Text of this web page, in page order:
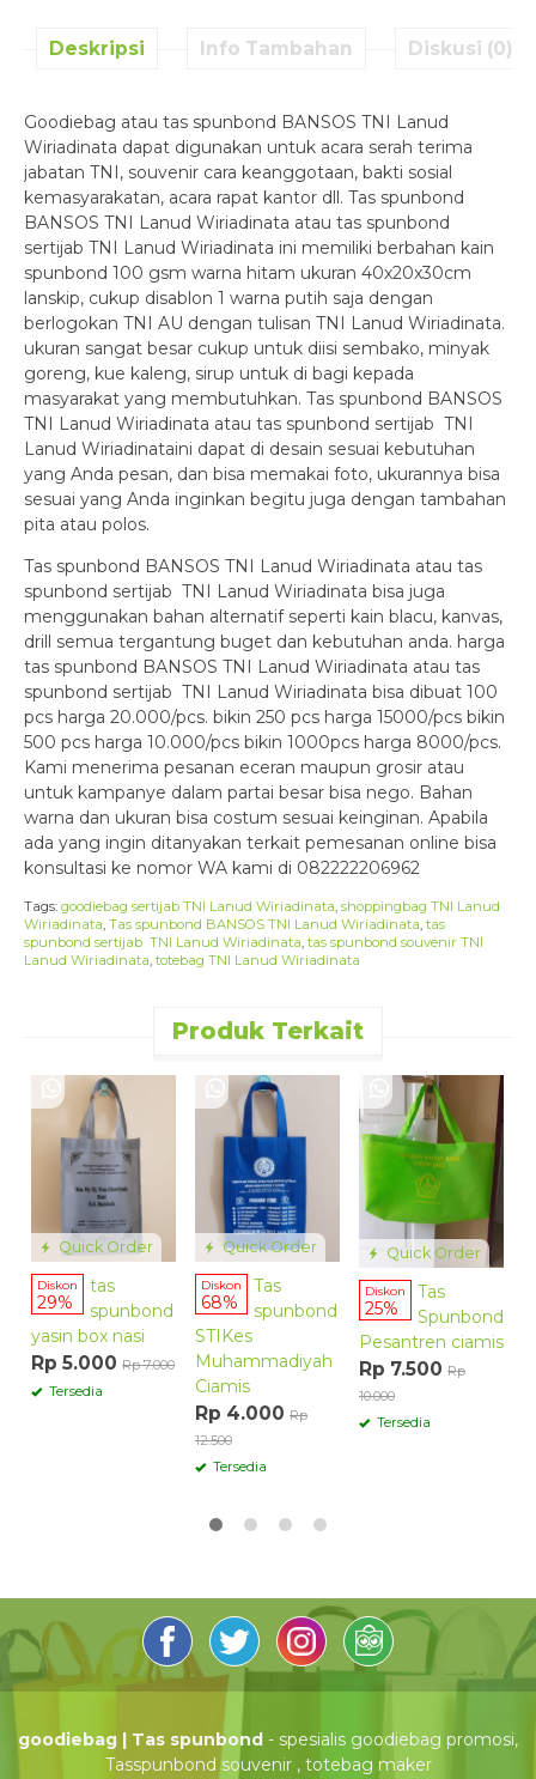
Deskripsi Info Tambahan Diskusi (0)
Goodiebag atau tas spunbond BANSOS TNI Lanud
Wiriadinata dapat digunakan untuk acara serah terima
jabatan TNI, souvenir cara keanggotaan, bakti sosial
kemasyarakatan, acara rapat kantor dll. Tas spunbond
BANSOS TNI Lanud Wiriadinata atau tas spunbond
sertijab TNI Lanud Wiriadinata ini memiliki berbahan kain
spunbond 100 gsm warna hitam ukuran 40x20x30cm
lanskip, cukup disablon 1 warna putih saja dengan
berlogokan TNI AU dengan tulisan TNI Lanud Wiriadinata.
ukuran sangat besar cukup untuk diisi sembako, minyak
goreng, kue kaleng, sirup untuk di bagi kepada
masyarakat yang membutuhkan. Tas spunbond BANSOS
TNI Lanud Wiriadinata atau tas spunbond sertijab TNI
Lanud Wiriadinataini dapat di desain sesuai kebutuhan
yang Anda pesan, dan bisa memakai foto, ukurannya bisa
sesuai yang Anda inginkan begitu juga dengan tambahan
pita atau polos.
Tas spunbond BANSOS TNI Lanud Wiriadinata atau tas
spunbond sertijab TNI Lanud Wiriadinata bisa juga
menggunakan bahan alternatif seperti kain blacu, kanvas,
drill semua tergantung buget dan kebutuhan anda. harga
tas spunbond BANSOS TNI Lanud Wiriadinata atau tas
spunbond sertijab TNI Lanud Wiriadinata bisa dibuat 100
pcs harga 20.000/pcs. bikin 250 pcs harga 15000/pcs bikin
500 pcs harga 10.000/pcs bikin 1000pcs harga 8000/pcs.
Kami menerima pesanan eceran maupun grosir atau
untuk kampanye dalam partai besar bisa nego. Bahan
warna dan ukuran bisa costum sesuai keinginan. Apabila
ada yang ingin ditanyakan terkait pemesanan online bisa
konsultasi ke nomor WA kami di 082222206962
Tags: goodiebag sertijab TNI Lanud Wiriadinata shoppingbag TNI Lanud
Wiriadinata Tas spunbond BANSOS TNI Lanud Wiriadinata tas
spunbond sertijab TNI Lanud Wiriadinata tas spunbond souvenir TNI
Lanud Wiriadinata totebag TNI Lanud Wiriadinata
Produk Terkait
Quick Order
Diskon
29%
tas
spunbond
yasin box nasi
Rp 5.000 Rp 7.000
Tersedia
Quick Order
Diskon
68%
Tas
spunbond
STIKes
Muhammadiyah
Ciamis
Rp 4.000 Rp
12.500
Tersedia
Quick Order
Diskon
25%
Tas
Spunbond
Pesantren ciamis
Rp 7.500 Rp
10.000
Tersedia
goodiebag | Tas spunbond - spesialis goodiebag promosi,
Tasspunbond souvenir , totebag maker